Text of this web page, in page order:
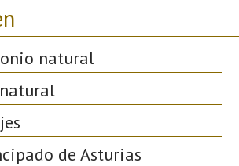
natural
de Asturias